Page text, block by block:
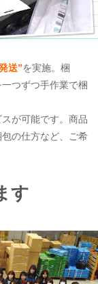
送”を実施。梱
つずつ手作業で梱
が可能です。商品
の仕方など、ご希
す